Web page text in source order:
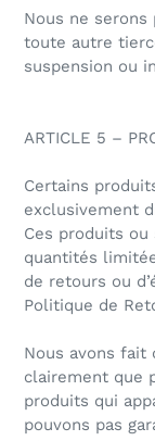
Nous ne serons
toute autre
suspension ou
ARTICLE 5 –
Certains
exclusivement
Ces produits
quantités
de retours ou
Politique de
Nous avons fait
clairement que
produits qui
pouvons pas